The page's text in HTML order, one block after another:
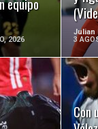
equipo
2026
Julian
3
Con